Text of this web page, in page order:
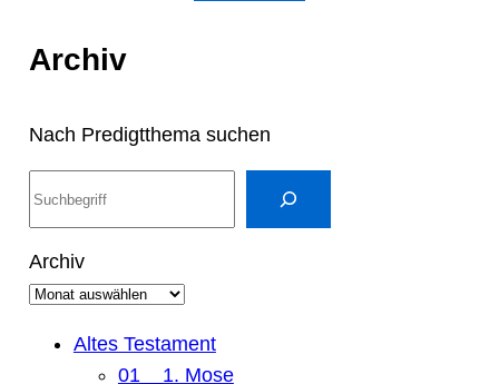
Archiv
Nach Predigtthema suchen
h
e
Archiv
Altes Testament
01__1. Mose